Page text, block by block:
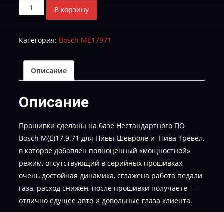
Количество
товара
TUN-
МАХ
В корзину
Категория: Bosch МЕ17971
Описание
Описание
Прошивки сделаны на базе Нестандартного ПО
Bosch M(E)17.9.71 для Нивы-Шевроле и Нива Тревел,
в которое добавлен полноценный «мощностной»
режим, отсутствующий в серийных прошивках,
очень достойная динамика, сглажена работа педали
газа, расход снижен, после прошивки получаете —
отлично едущее авто и довольные глаза клиента.